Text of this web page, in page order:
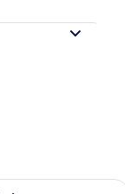
för den